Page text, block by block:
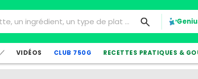
VIDÉOS CLUB 750G RECETTES PRATIQUES &